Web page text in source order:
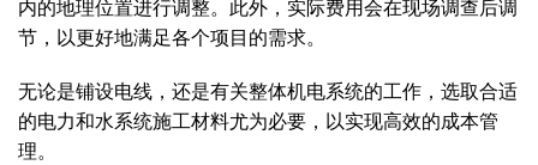
内的地理位置进行调整。此外，实际费用会在现场调查后调
节，以更好地满足各个项目的需求。
无论是铺设电线，还是有关整体机电系统的工作，选取合适
的电力和水系统施工材料尤为必要，以实现高效的成本管
理。